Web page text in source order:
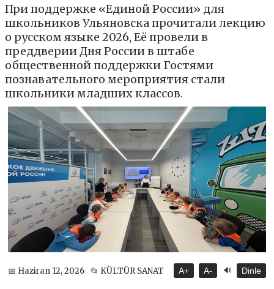
При поддержке «Единой России» для
школьников Ульяновска прочитали лекцию
о русском языке 2026, Её провели в
преддверии Дня России в штабе
общественной поддержки Гостями
познавательного мероприятия стали
школьники младших классов.
📅 Haziran 12, 2026 📂 KÜLTÜR SANAT A+ A- 🔊 Dinle